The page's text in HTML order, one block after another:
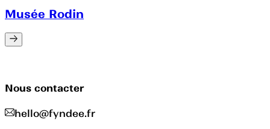
Musée Rodin
Nous contacter
hello@fyndee.fr